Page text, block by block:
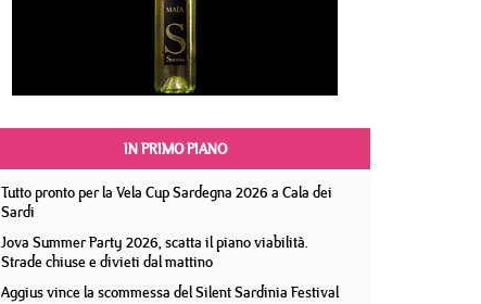
IN PRIMO PIANO
Tutto pronto per la Vela Cup Sardegna 2026 a Cala dei
Sardi
Jova Summer Party 2026, scatta il piano viabilità.
Strade chiuse e divieti dal mattino
Aggius vince la scommessa del Silent Sardinia Festival